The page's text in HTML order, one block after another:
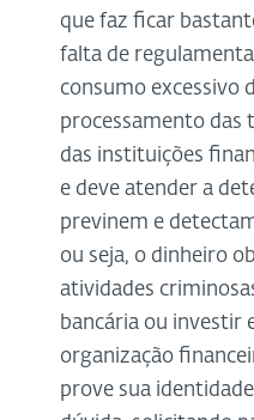
que faz ficar
falta de
consumo excessivo
processamento das
das instituições
e deve atender a
previnem e
ou seja, o dinheiro
atividades
bancária ou investir
organização
prove sua